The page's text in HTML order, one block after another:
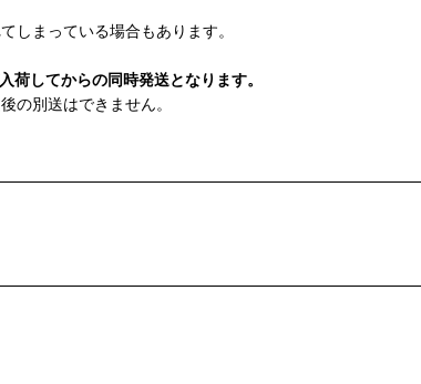
しまっている場合もあります。
してからの同時発送となります。
の別送はできません。